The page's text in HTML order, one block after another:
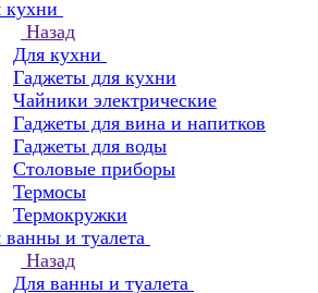
кухни
Назад
Для кухни
Гаджеты для кухни
Чайники электрические
Гаджеты для вина и напитков
Гаджеты для воды
Столовые приборы
Термосы
Термокружки
ванны и туалета
Назад
Для ванны и туалета